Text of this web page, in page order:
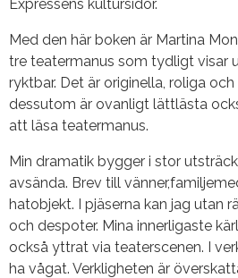
Expressens kultursidor.
Med den här boken är Martina
tre teatermanus som tydligt visar
ryktbar. Det är originella, roliga
dessutom är ovanligt lättlästa
att läsa teatermanus.
Min dramatik bygger i stor
avsända. Brev till
hatobjekt. I pjäserna kan jag utan
och despoter. Mina innerligaste
också yttrat via teaterscenen. I
ha vågat. Verkligheten är